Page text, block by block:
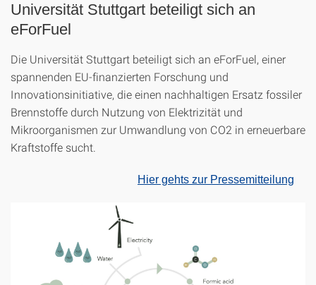
Universität Stuttgart beteiligt sich an
eForFuel
Die Universität Stuttgart beteiligt sich an eForFuel, einer
spannenden EU-finanzierten Forschung und
Innovationsinitiative, die einen nachhaltigen Ersatz fossiler
Brennstoffe durch Nutzung von Elektrizität und
Mikroorganismen zur Umwandlung von CO2 in erneuerbare
Kraftstoffe sucht.
Hier gehts zur Pressemitteilung